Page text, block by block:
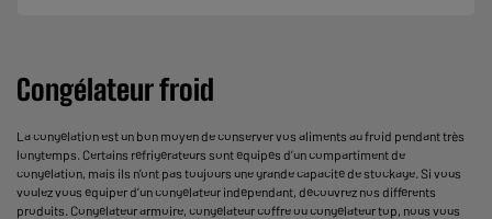
Congélateur froid
La congélation est un bon moyen de conserver vos aliments au froid pendant très
longtemps. Certains réfrigérateurs sont équipés d’un compartiment de
congélation, mais ils n’ont pas toujours une grande capacité de stockage. Si vous
voulez vous équiper d’un congélateur indépendant, découvrez nos différents
produits. Congélateur armoire, congélateur coffre ou congélateur top, nous vous